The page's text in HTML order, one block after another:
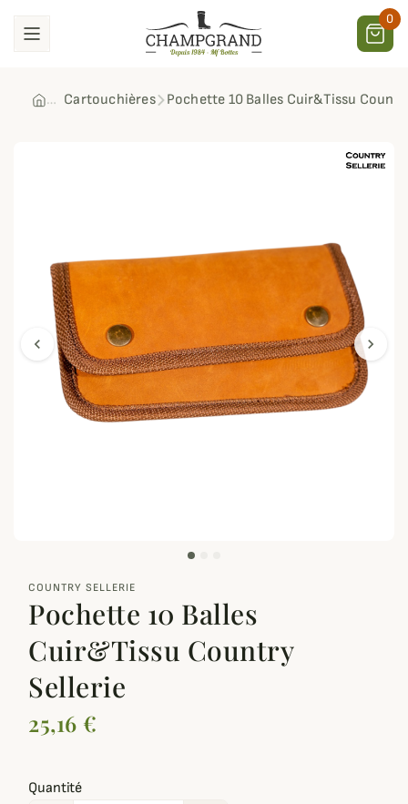
0
Cartouchières Pochette 10 Balles Cuir&Tissu
chevron_left chevron_right
COUNTRY SELLERIE
Pochette 10 Balles
Cuir&Tissu Country
Sellerie
25,16 €
Quantité